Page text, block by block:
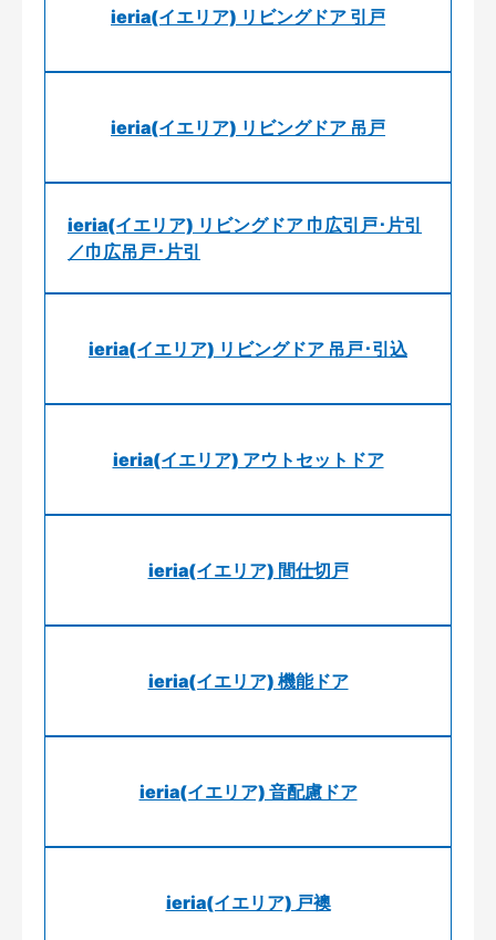
ieria(イエリア) リビングドア 引戸
ieria(イエリア) リビングドア 吊戸
ieria(イエリア) リビングドア 巾広引戸･片引
／巾広吊戸･片引
ieria(イエリア) リビングドア 吊戸･引込
ieria(イエリア) アウトセットドア
ieria(イエリア) 間仕切戸
ieria(イエリア) 機能ドア
ieria(イエリア) 音配慮ドア
ieria(イエリア) 戸襖